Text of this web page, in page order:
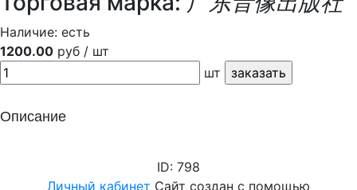
Наличие: есть
1200.00 руб / шт
шт
Описание
ID: 798
Личный кабинет Сайт создан с помощью